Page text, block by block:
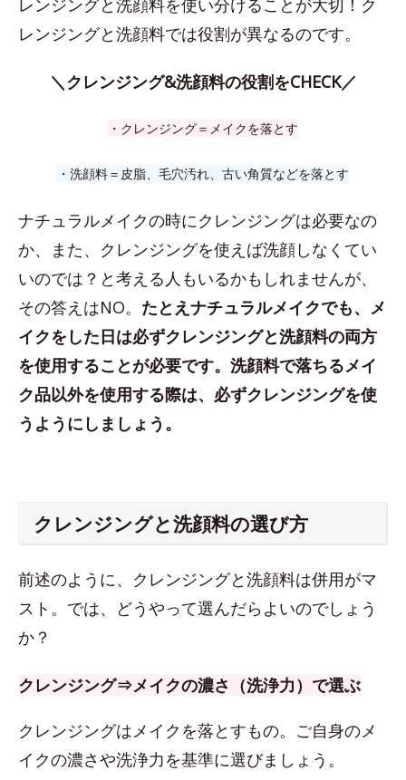
レンジングと洗顔料を使い分けることが大切！ク
レンジングと洗顔料では役割が異なるのです。
＼クレンジング&洗顔料の役割をCHECK／
・クレンジング＝メイクを落とす
・洗顔料＝皮脂、毛穴汚れ、古い角質などを落とす
ナチュラルメイクの時にクレンジングは必要なの
か、また、クレンジングを使えば洗顔しなくてい
いのでは？と考える人もいるかもしれませんが、
その答えはNO。 たとえナチュラルメイクでも、メ
イクをした日は必ずクレンジングと洗顔料の両方
を使用することが必要です。洗顔料で落ちるメイ
ク品以外を使用する際は、必ずクレンジングを使
うようにしましょう。
クレンジングと洗顔料の選び方
前述のように、クレンジングと洗顔料は併用がマ
スト。では、どうやって選んだらよいのでしょう
か？
クレンジング⇒メイクの濃さ（洗浄力）で選ぶ
クレンジングはメイクを落とすもの。ご自身のメ
イクの濃さや洗浄力を基準に選びましょう。